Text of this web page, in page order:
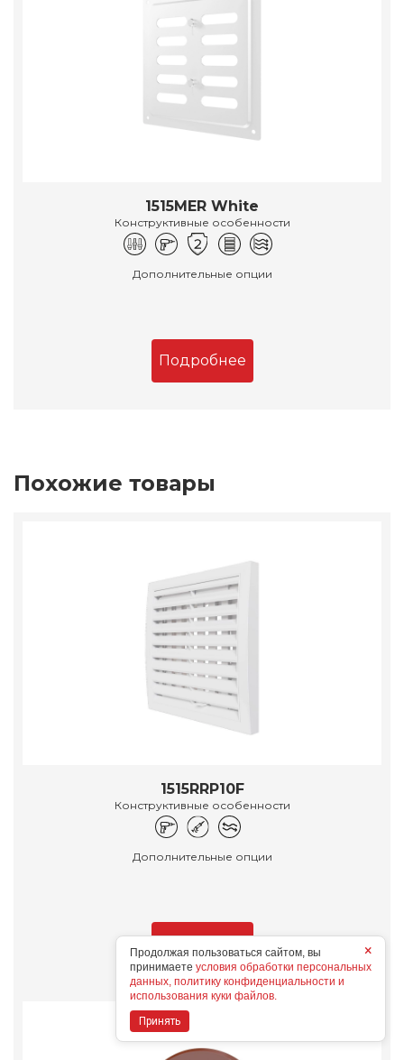
1515MER White
Конструктивные особенности
Дополнительные опции
Подробнее
Похожие товары
1515RRP10F
Конструктивные особенности
Дополнительные опции
×
Продолжая пользоваться сайтом, вы
принимаете условия обработки персональных
данных, политику конфиденциальности и
использования куки файлов.
Принять